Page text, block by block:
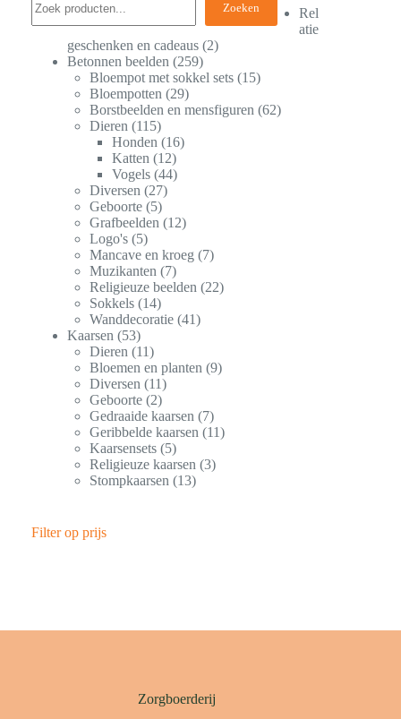
Zoeken
Rel
atie
geschenken en cadeaus 2
Betonnen beelden
259
Bloempot met sokkel sets 15
Bloempotten
29
Borstbeelden en mensfiguren 62
Dieren
115
Honden
16
Katten
12
Vogels 44
Diversen
27
Geboorte 5
Grafbeelden
12
Logo's 5
Mancave en kroeg
7
Muzikanten
7
Religieuze beelden
22
Sokkels 14
Wanddecoratie 41
Kaarsen
53
Dieren
11
Bloemen en planten 9
Diversen
11
Geboorte 2
Gedraaide kaarsen
7
Geribbelde kaarsen
11
Kaarsensets 5
Religieuze kaarsen 3
Stompkaarsen
13
Filter op prijs
Zorgboerderij